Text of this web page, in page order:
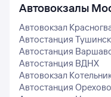
Автовокзалы
Автовокзал
Автостанция
Автостанция
Автостанция ВДНХ
Автовокзал
Автостанция Орехово